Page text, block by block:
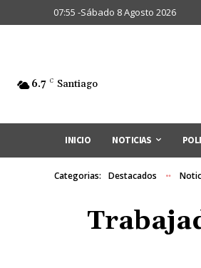
07:55 -Sábado 8 Agosto 2026
6.7 C Santiago
INICIO NOTICIAS
Categorias: Destacados